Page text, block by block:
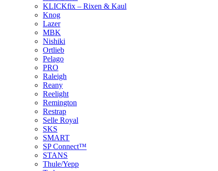
KLICKfix – Rixen & Kaul
Knog
Lazer
MBK
Nishiki
Ortlieb
Pelago
PRO
Raleigh
Reany
Reelight
Remington
Restrap
Selle Royal
SKS
SMART
SP Connect™
STANS
Thule/Yepp